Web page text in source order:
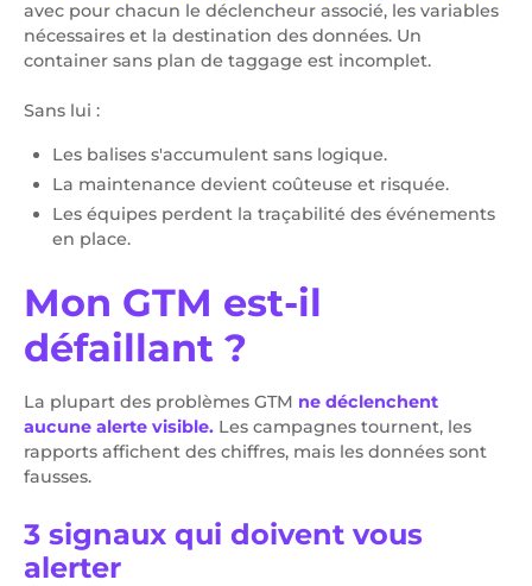
avec pour chacun le déclencheur associé, les variables
nécessaires et la destination des données. Un
container sans plan de taggage est incomplet.
Sans lui :
Les balises s'accumulent sans logique.
La maintenance devient coûteuse et risquée.
Les équipes perdent la traçabilité des événements
en place.
Mon GTM est-il
défaillant ?
La plupart des problèmes GTM ne déclenchent
aucune alerte visible. Les campagnes tournent, les
rapports affichent des chiffres, mais les données sont
fausses.
3 signaux qui doivent vous
alerter